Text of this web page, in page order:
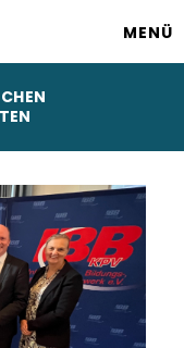
MENÜ